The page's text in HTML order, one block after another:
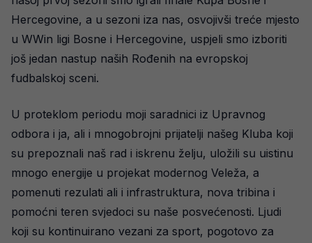
Hercegovine, a u sezoni iza nas, osvojivši treće mjesto
u WWin ligi Bosne i Hercegovine, uspjeli smo izboriti
još jedan nastup naših Rođenih na evropskoj
fudbalskoj sceni.
U proteklom periodu moji saradnici iz Upravnog
odbora i ja, ali i mnogobrojni prijatelji našeg Kluba koji
su prepoznali naš rad i iskrenu želju, uložili su uistinu
mnogo energije u projekat modernog Veleža, a
pomenuti rezulati ali i infrastruktura, nova tribina i
pomoćni teren svjedoci su naše posvećenosti. Ljudi
koji su kontinuirano vezani za sport, pogotovo za